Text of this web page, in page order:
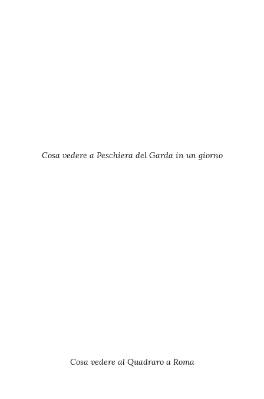
Cosa vedere a Peschiera del Garda in un giorno
Cosa vedere al Quadraro a Roma